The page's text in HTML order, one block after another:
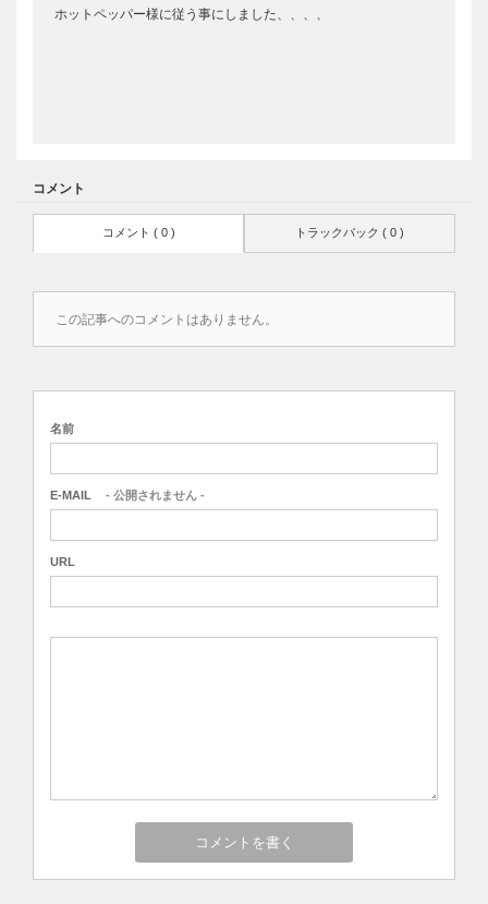
ホットペッパー様に従う事にしました、、、、
コメント
コメント ( 0 ) トラックバック ( 0 )
この記事へのコメントはありません。
名前
E-MAIL - 公開されません -
URL